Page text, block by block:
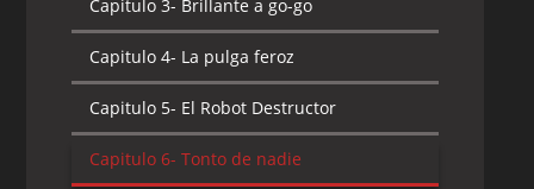
Capitulo 3- Brillante a go-go
Capitulo 4- La pulga feroz
Capitulo 5- El Robot Destructor
Capitulo 6- Tonto de nadie